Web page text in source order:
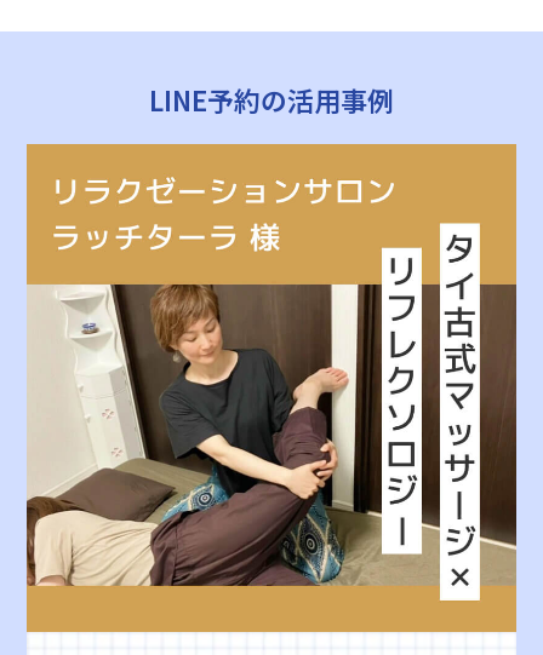
LINE予約の活用事例